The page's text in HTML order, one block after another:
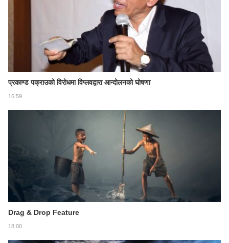
प्रकाण्ड पक्राउको विरोधमा विप्लवद्वारा आन्दोलनको घोषणा
16:59
Drag & Drop Feature
18:00